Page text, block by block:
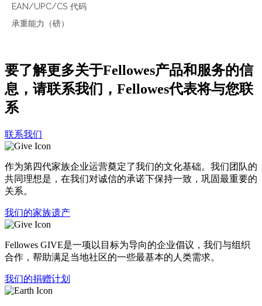
EAN/UPC/CS 代码
承重能力（磅）
要了解更多关于Fellowes产品和服务的信
息，请联系我们，Fellowes代表将与您联
系
联系我们
作为第四代家族企业运营奠定了我们的文化基础。我们团队的
共同理想是，在我们对诚信的承诺下保持一致，巩固最重要的
关系。
我们的家族遗产
Fellowes GIVE是一项以目标为导向的企业倡议，我们与组织
合作，帮助满足当地社区的一些最基本的人类需求。
我们的捐赠计划